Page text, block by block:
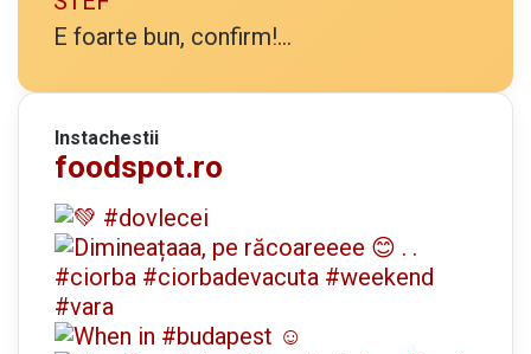
E foarte bun, confirm!...
Instachestii
foodspot.ro